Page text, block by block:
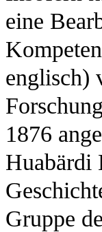
eine
englisch)
1876
Huabärdi
Gruppe